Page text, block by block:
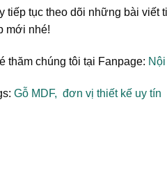
tiếp tục theo dõi những bài viết
mới nhé!
thăm chúng tôi tại Fanpage:
Gỗ MDF, đơn vị thiết kế uy tín